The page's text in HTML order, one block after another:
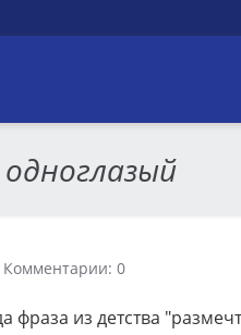
Комментарии: 0
фраза из детства